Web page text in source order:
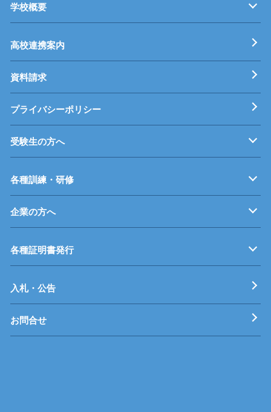
キャンパス紹介
機械・生産技術科
電子情報技術科
情報技術科
学校概要
基本理念
校長挨拶
すうじでみる静岡県立工科短期大学校
工科短大評価委員会
高校連携案内
資料請求
プライバシーポリシー
受験生の方へ
募集要項
オープンキャンパス
受験料等
高校連携案内
各種訓練・研修
企業従業員の方へ
再就職を考えている方へ
障がいのある方へ
企業の方へ
事業主推薦について
インターンシップについて
学生の求人について
各種証明書発行
工科短期大学校
技術専門校
ガス溶接技能講習
各種特別教育
入札・公告
お問合せ